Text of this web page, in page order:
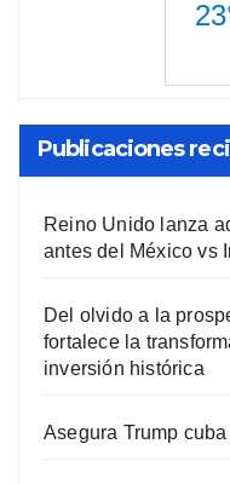
Publicaciones
Reino Unido lanza
antes del México vs
Del olvido a la
fortalece la
inversión histórica
Asegura Trump